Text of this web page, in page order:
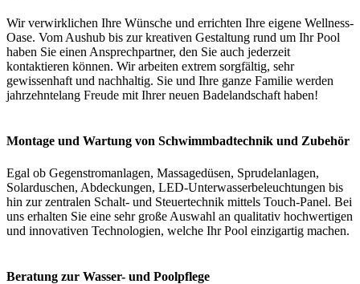
Wir verwirklichen Ihre Wünsche und errichten Ihre eigene Wellness-
Oase. Vom Aushub bis zur kreativen Gestaltung rund um Ihr Pool
haben Sie einen Ansprechpartner, den Sie auch jederzeit
kontaktieren können. Wir arbeiten extrem sorgfältig, sehr
gewissenhaft und nachhaltig. Sie und Ihre ganze Familie werden
jahrzehntelang Freude mit Ihrer neuen Badelandschaft haben!
Montage und Wartung von Schwimmbadtechnik und Zubehör
Egal ob Gegenstromanlagen, Massagedüsen, Sprudelanlagen,
Solarduschen, Abdeckungen, LED-Unterwasserbeleuchtungen bis
hin zur zentralen Schalt- und Steuertechnik mittels Touch-Panel. Bei
uns erhalten Sie eine sehr große Auswahl an qualitativ hochwertigen
und innovativen Technologien, welche Ihr Pool einzigartig machen.
Beratung zur Wasser- und Poolpflege